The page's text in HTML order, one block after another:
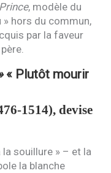
, modèle du
» hors du commun,
par la faveur
« Plutôt mourir
1514), devise
souillure » – et la
la blanche